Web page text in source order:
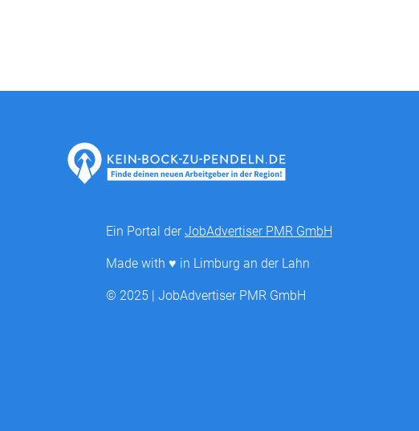
Ein Portal derJobAdvertiser PMR GmbH
Made with ♥ in Limburg an der Lahn
© 2025 | JobAdvertiser PMR GmbH